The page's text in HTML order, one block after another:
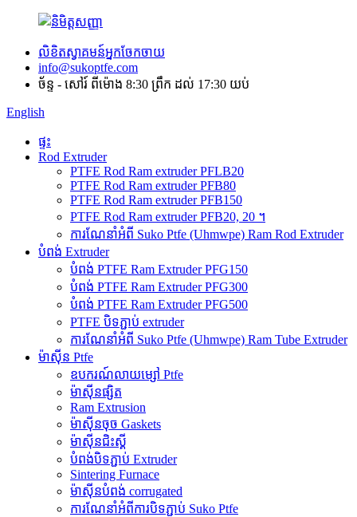
លិខិតស្វាគមន៍អ្នកចែកចាយ
info@sukoptfe.com
ច័ន្ទ - សៅរ៍ ពីម៉ោង 8:30 ព្រឹក ដល់ 17:30 យប់
English
ផ្ទះ
Rod Extruder
PTFE Rod Ram extruder PFLB20
PTFE Rod Ram extruder PFB80
PTFE Rod Ram extruder PFB150
PTFE Rod Ram extruder PFB20, 20 ។
ការណែនាំអំពី Suko Ptfe (Uhmwpe) Ram Rod Extruder
បំពង់ Extruder
បំពង់ PTFE Ram Extruder PFG150
បំពង់ PTFE Ram Extruder PFG300
បំពង់ PTFE Ram Extruder PFG500
PTFE បិទភ្ជាប់ extruder
ការណែនាំអំពី Suko Ptfe (Uhmwpe) Ram Tube Extruder
ម៉ាស៊ីន Ptfe
ឧបករណ៍លាយម្សៅ Ptfe
ម៉ាស៊ីនផ្សិត
Ram Extrusion
ម៉ាស៊ីនចុច Gaskets
ម៉ាស៊ីនជិះស្គី
បំពង់បិទភ្ជាប់ Extruder
Sintering Furnace
ម៉ាស៊ីនបំពង់ corrugated
ការណែនាំអំពីការបិទភ្ជាប់ Suko Ptfe